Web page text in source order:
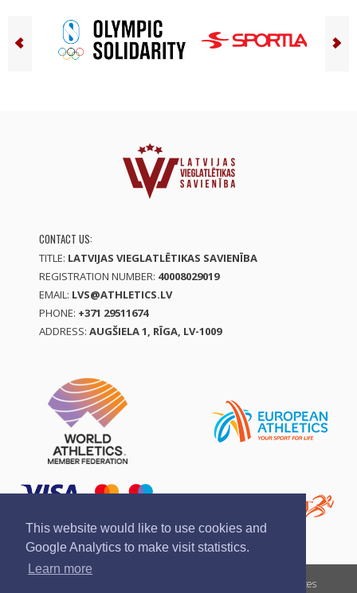
This website would like to use cookies and
Google Analytics to make visit statistics.
Learn more
CONTACT US:
TITLE: LATVIJAS VIEGLATLĒTIKAS SAVIENĪBA
REGISTRATION NUMBER: 40008029019
EMAIL: LVS@ATHLETICS.LV
PHONE: +371 29511674
ADDRESS: AUGŠIELA 1, RĪGA, LV-1009
Terms of services